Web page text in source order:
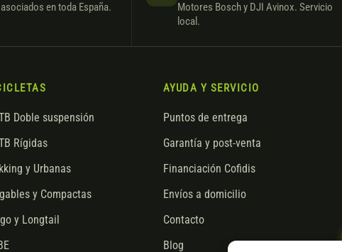
en toda España.
Motores Bosch y DJI Avinox. Servicio
local.
Doble suspensión
Rígidas
y Urbanas
y Compactas
y Longtail
AYUDA Y SERVICIO
Puntos de entrega
Garantía y post-venta
Financiación Cofidis
Envíos a domicilio
Contacto
Blog